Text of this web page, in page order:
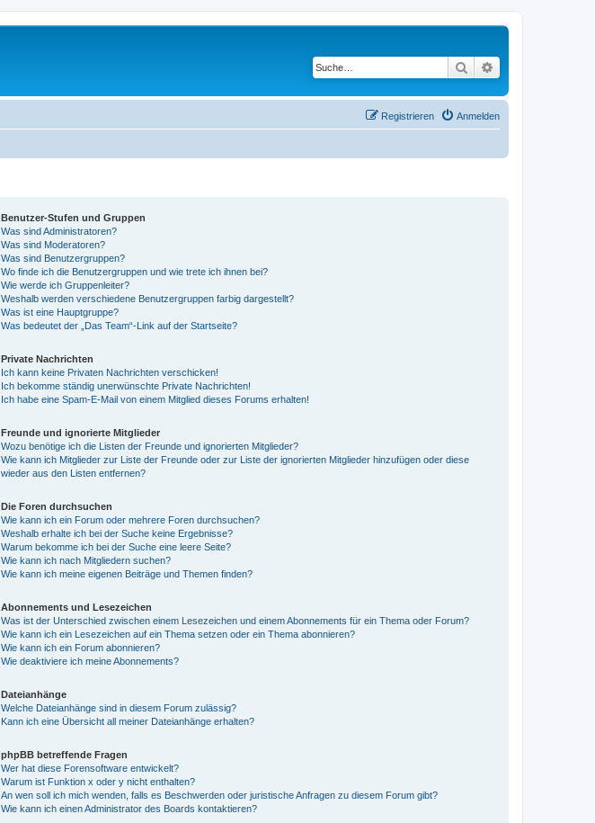
Suche
Anmelden
Registrieren
Benutzer-Stufen und Gruppen
Was sind Administratoren?
Was sind Moderatoren?
Was sind Benutzergruppen?
Wo finde ich die Benutzergruppen und wie trete ich ihnen bei?
Wie werde ich Gruppenleiter?
Weshalb werden verschiedene Benutzergruppen farbig dargestellt?
Was ist eine Hauptgruppe?
Was bedeutet der „Das Team“-Link auf der Startseite?
Private Nachrichten
Ich kann keine Privaten Nachrichten verschicken!
Ich bekomme ständig unerwünschte Private Nachrichten!
Ich habe eine Spam-E-Mail von einem Mitglied dieses Forums erhalten!
Freunde und ignorierte Mitglieder
Wozu benötige ich die Listen der Freunde und ignorierten Mitglieder?
Wie kann ich Mitglieder zur Liste der Freunde oder zur Liste der ignorierten Mitglieder hinzufügen oder diese
wieder aus den Listen entfernen?
Die Foren durchsuchen
Wie kann ich ein Forum oder mehrere Foren durchsuchen?
Weshalb erhalte ich bei der Suche keine Ergebnisse?
Warum bekomme ich bei der Suche eine leere Seite?
Wie kann ich nach Mitgliedern suchen?
Wie kann ich meine eigenen Beiträge und Themen finden?
Abonnements und Lesezeichen
Was ist der Unterschied zwischen einem Lesezeichen und einem Abonnements für ein Thema oder Forum?
Wie kann ich ein Lesezeichen auf ein Thema setzen oder ein Thema abonnieren?
Wie kann ich ein Forum abonnieren?
Wie deaktiviere ich meine Abonnements?
Dateianhänge
Welche Dateianhänge sind in diesem Forum zulässig?
Kann ich eine Übersicht all meiner Dateianhänge erhalten?
phpBB betreffende Fragen
Wer hat diese Forensoftware entwickelt?
Warum ist Funktion x oder y nicht enthalten?
An wen soll ich mich wenden, falls es Beschwerden oder juristische Anfragen zu diesem Forum gibt?
Wie kann ich einen Administrator des Boards kontaktieren?